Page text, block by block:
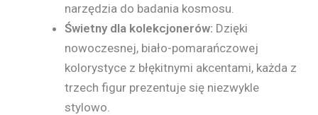
narzędzia do badania kosmosu.
Świetny dla kolekcjonerów: Dzięki
nowoczesnej, biało-pomarańczowej
kolorystyce z błękitnymi akcentami, każda z
trzech figur prezentuje się niezwykle
stylowo.